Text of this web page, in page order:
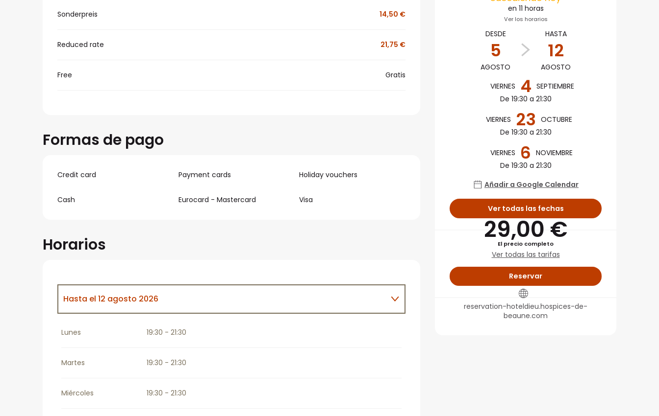
en 11 horas
Ver los horarios
DESDE
5
AGOSTO
HASTA
12
AGOSTO
VIERNES
4 SEPTIEMBRE
De 19:30 a 21:30
VIERNES 23 OCTUBRE
De 19:30 a 21:30
VIERNES 6 NOVIEMBRE
De 19:30 a 21:30
Añadir a Google Calendar
Ver todas las fechas
29,00 €
El precio completo
Ver todas las tarifas
Reservar
reservation-hoteldieu.hospices-de-
beaune.com
Sonderpreis 14,50 €
Reduced rate 21,75 €
Free Gratis
Formas de pago
Credit card Payment cards Holiday vouchers
Cash Eurocard - Mastercard Visa
Horarios
Hasta el 12 agosto 2026
Viernes 4 septiembre 2026
Lunes 19:30 - 21:30
Martes 19:30 - 21:30
Miércoles 19:30 - 21:30